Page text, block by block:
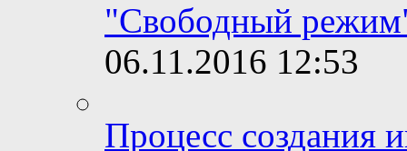
"Свободный
06.11.2016 12:53
Процесс создания